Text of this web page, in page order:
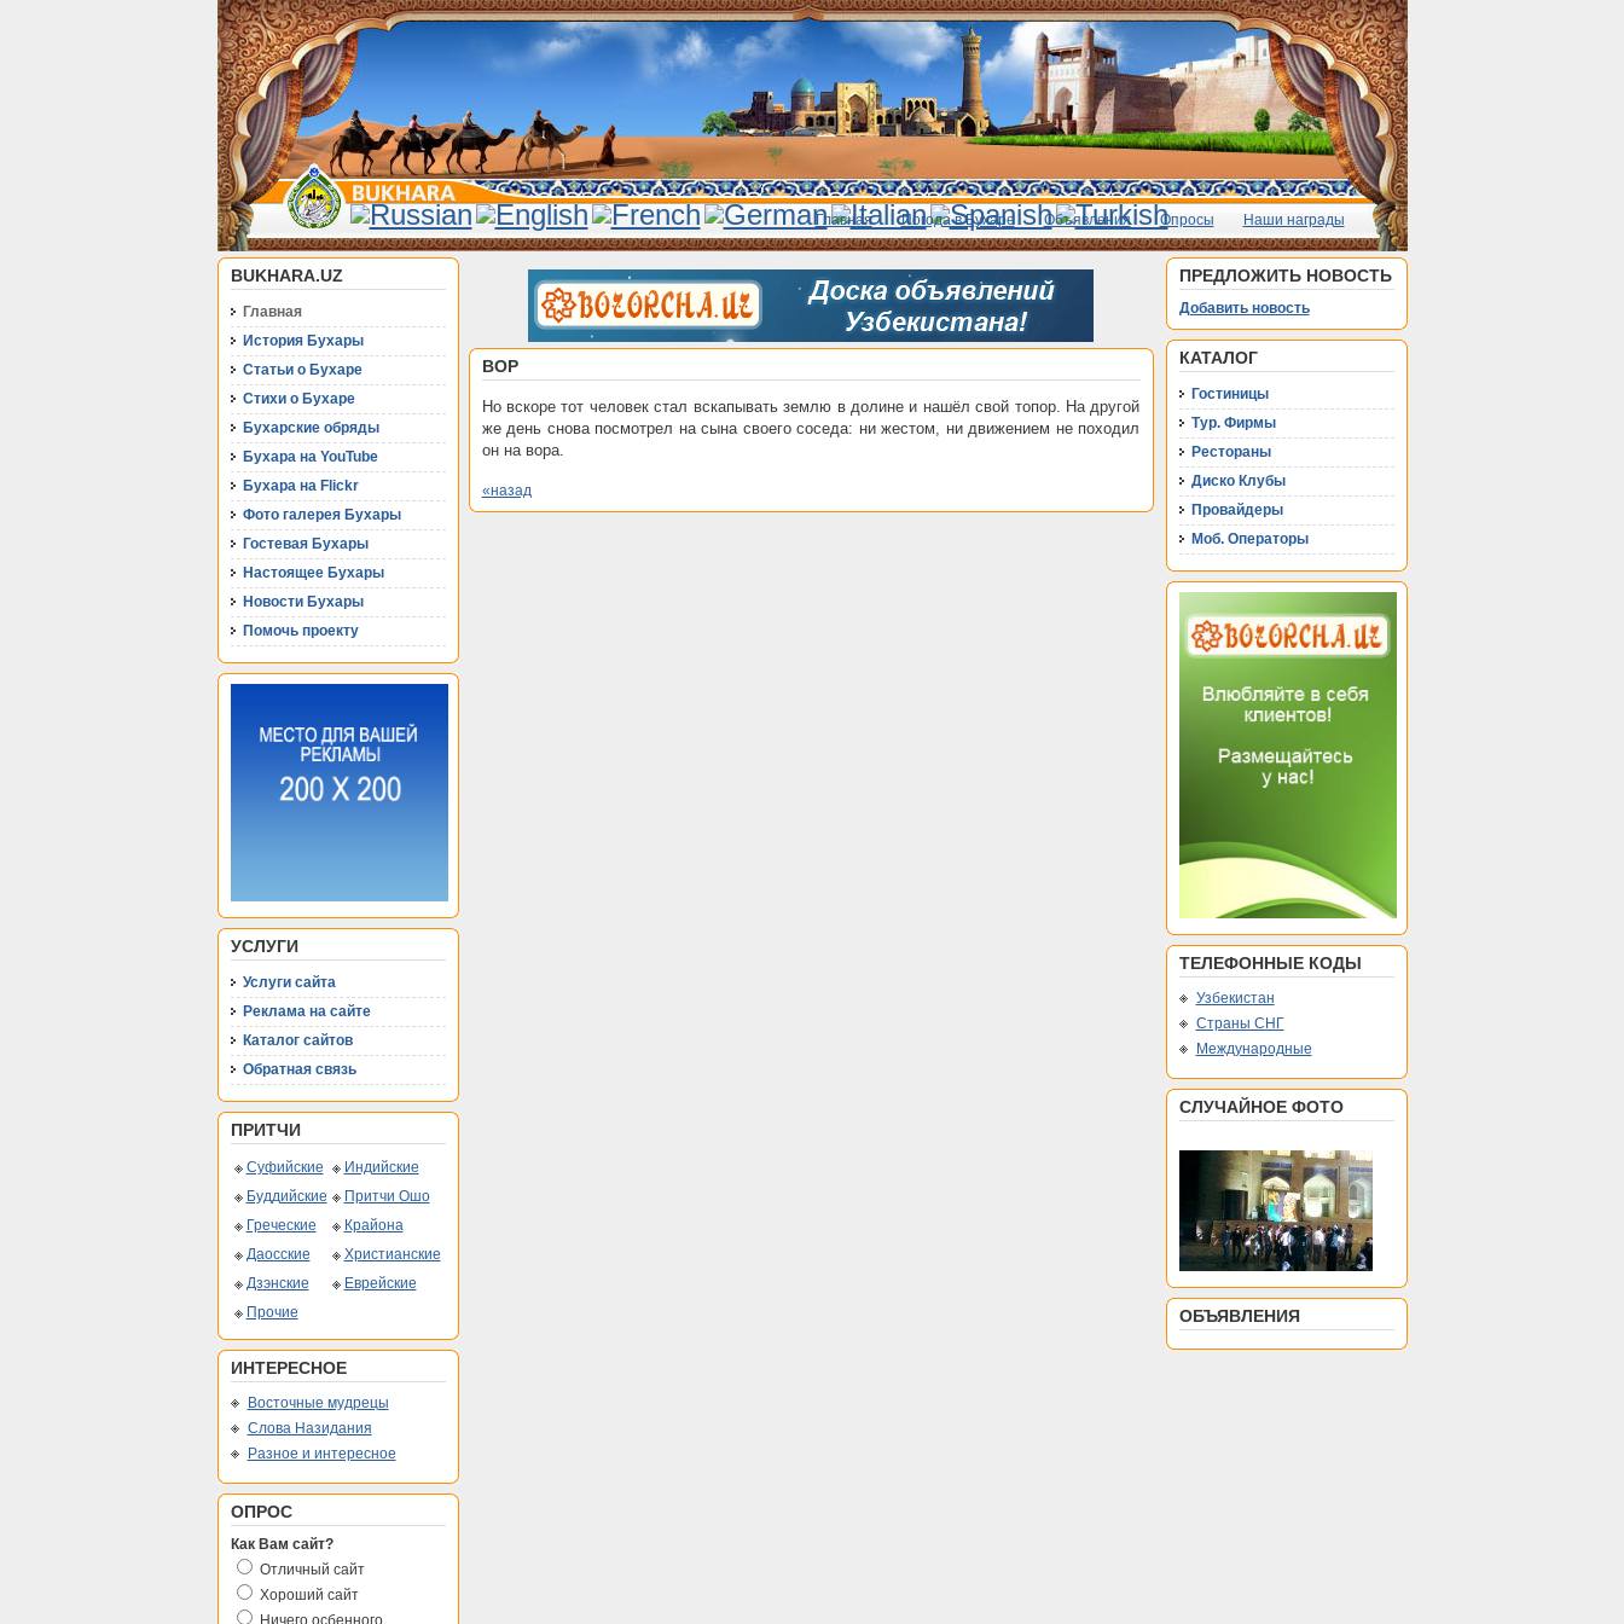
Главная Погода в Бухаре Объявления Опросы Наши награды
BUKHARA.UZ
Главная
История Бухары
Статьи о Бухаре
Стихи о Бухаре
Бухарские обряды
Бухара на YouTube
Бухара на Flickr
Фото галерея Бухары
Гостевая Бухары
Настоящее Бухары
Новости Бухары
Помочь проекту
УСЛУГИ
Услуги сайта
Реклама на сайте
Каталог сайтов
Обратная связь
ПРИТЧИ
Суфийские
Индийские
Буддийские
Притчи Ошо
Греческие
Крайона
Даосские
Христианские
Дзэнские
Еврейские
Прочие
ИНТЕРЕСНОЕ
Восточные мудрецы
Слова Назидания
Разное и интересное
ОПРОС
Как Вам сайт?
Отличный сайт
Хороший сайт
Ничего осбенного
ВОР
Но вскоре тот человек стал вскапывать землю в долине и нашёл свой топор. На другой
же день снова посмотрел на сына своего соседа: ни жестом, ни движением не походил
он на вора.
«назад
ПРЕДЛОЖИТЬ НОВОСТЬ
Добавить новость
КАТАЛОГ
Гостиницы
Тур. Фирмы
Рестораны
Диско Клубы
Провайдеры
Моб. Операторы
ТЕЛЕФОННЫЕ КОДЫ
Узбекистан
Страны СНГ
Международные
СЛУЧАЙНОЕ ФОТО
ОБЪЯВЛЕНИЯ